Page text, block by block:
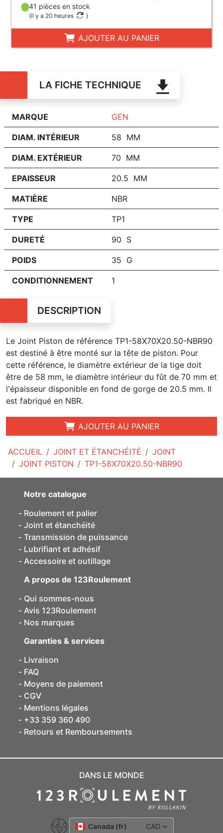
ACCUEIL JOINT ET ÉTANCHÉITÉ
JOINT
JOINT PISTON
TP1-58X70X20.50-NBR90
41 pièces en stock
(il y a 20 heures )
AJOUTER AU PANIER
LA FICHE TECHNIQUE
MARQUE GEN
DIAM. INTÉRIEUR 58 MM
DIAM. EXTÉRIEUR 70 MM
EPAISSEUR 20.5 MM
MATIÈRE NBR
TYPE TP1
DURETÉ 90 S
POIDS 35 G
CONDITIONNEMENT 1
DESCRIPTION
Le Joint Piston de référence TP1-58X70X20.50-NBR90
est destiné à être monté sur la tête de piston. Pour
cette référence, le diamètre extérieur de la tige doit
être de 58 mm, le diamètre intérieur du fût de 70 mm et
l'épaisseur disponible en fond de gorge de 20.5 mm. Il
est fabriqué en NBR.
AJOUTER AU PANIER
Notre catalogue
Roulement et palier
Joint et étanchéité
Transmission de puissance
Lubrifiant et adhésif
Accessoire et outillage
A propos de 123Roulement
Qui sommes-nous
Avis 123Roulement
Nos marques
Garanties & services
Livraison
FAQ
Moyens de paiement
CGV
Mentions légales
+33 359 360 490
Retours et Remboursements
DANS LE MONDE
Canada (fr) CAD